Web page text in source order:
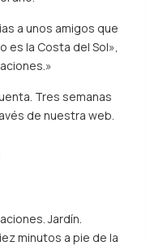
a unos amigos que
es la Costa del Sol»,
Tres semanas
de nuestra web.
Jardín.
minutos a pie de la